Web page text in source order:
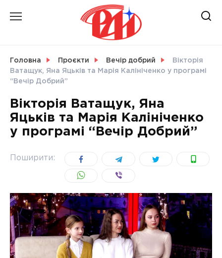
СВІТ
УКРАЇНА
Головна Проєкти Вечір добрий
Вікторія
Ватащук, Яна Яцьків та Марія Калініченко у програмі
“Вечір Добрий”
Вікторія Ватащук, Яна
Яцьків та Марія Калініченко
у програмі “Вечір Добрий”
Поширити: